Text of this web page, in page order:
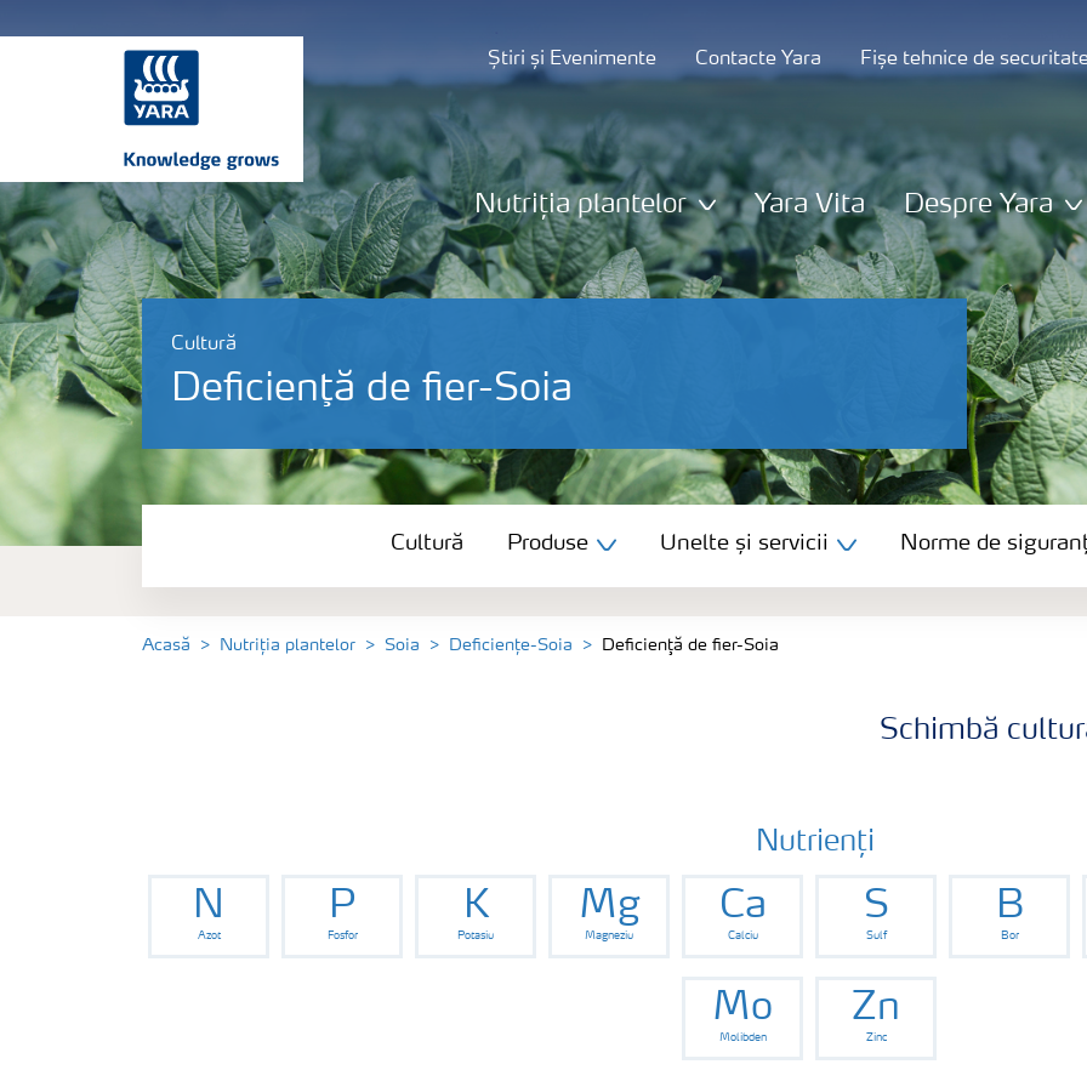
Știri și Evenimente Contacte Yara Fișe tehnice de
Nutriția plantelor Yara Vita Despre Yara
Cultură
Deficienţă de fier-Soia
Cultură
Unelte și servicii
Cultură Produse Unelte și servicii Norme de
Acasă Nutriția plantelor Soia Deficiențe-Soia Deficienţă de fier-Soia
Schimbă
Nutrienți
N
Azot
P
Fosfor
K
Potasiu
Mg
Magneziu
Ca
Calciu
S
Sulf
B
Bor
Mo
Molibden
Zn
Zinc